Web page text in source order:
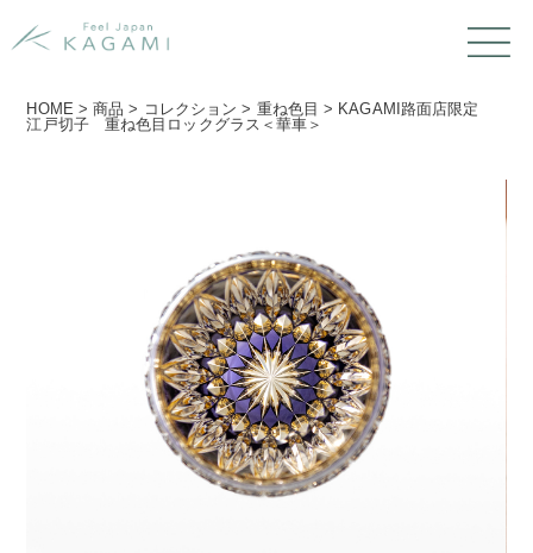
HOME >商品 > コレクション > 重ね色目 > KAGAMI路面店限定
江戸切子 重ね色目ロックグラス＜華車＞